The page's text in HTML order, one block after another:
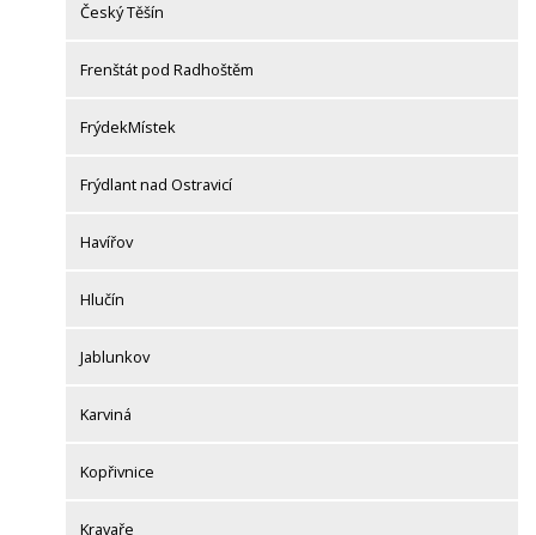
Český Těšín
Frenštát pod Radhoštěm
FrýdekMístek
Frýdlant nad Ostravicí
Havířov
Hlučín
Jablunkov
Karviná
Kopřivnice
Kravaře